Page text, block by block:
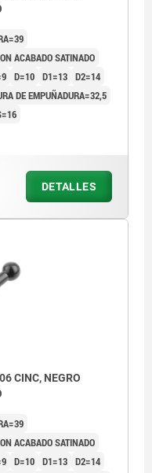
ACABADO SATINADO
D=10 D1=13 D2=14
DE EMPUÑADURA=32,5
DETALLES
CINC, NEGRO
ACABADO SATINADO
D=10 D1=13 D2=14